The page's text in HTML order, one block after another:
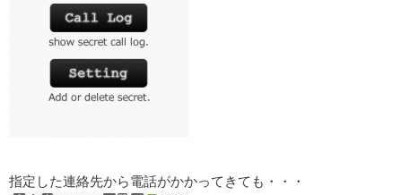
指定した連絡先から電話がかかってきても・・・